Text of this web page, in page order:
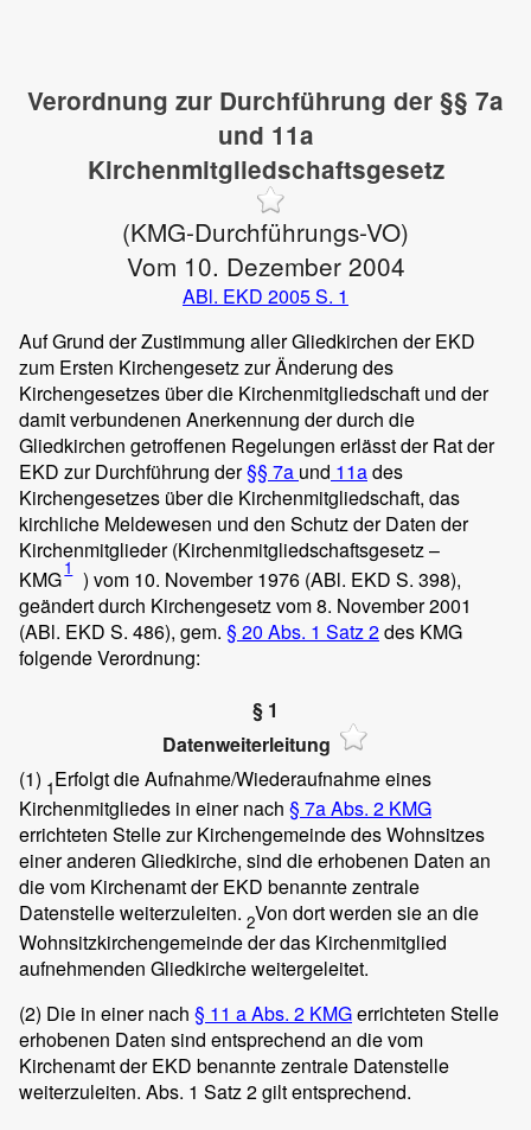
Verordnung zur Durchführung der §§ 7a
und 11a
Kirchenmitgliedschaftsgesetz
(KMG-Durchführungs-VO)
Vom 10. Dezember 2004
ABl. EKD 2005 S. 1
Auf Grund der Zustimmung aller Gliedkirchen der EKD
zum Ersten Kirchengesetz zur Änderung des
Kirchengesetzes über die Kirchenmitgliedschaft und der
damit verbundenen Anerkennung der durch die
Gliedkirchen getroffenen Regelungen erlässt der Rat der
EKD zur Durchführung der§§ 7a und 11ades
Kirchengesetzes über die Kirchenmitgliedschaft, das
kirchliche Meldewesen und den Schutz der Daten der
Kirchenmitglieder (Kirchenmitgliedschaftsgesetz –
KMG1 ) vom 10. November 1976 (ABl. EKD S. 398),
geändert durch Kirchengesetz vom 8. November 2001
(ABl. EKD S. 486), gem. § 20 Abs. 1 Satz 2des KMG
folgende Verordnung:
§ 1
Datenweiterleitung
(1) 1Erfolgt die Aufnahme/Wiederaufnahme eines
Kirchenmitgliedes in einer nach § 7a Abs. 2 KMG
errichteten Stelle zur Kirchengemeinde des Wohnsitzes
einer anderen Gliedkirche, sind die erhobenen Daten an
die vom Kirchenamt der EKD benannte zentrale
Datenstelle weiterzuleiten. 2Von dort werden sie an die
Wohnsitzkirchengemeinde der das Kirchenmitglied
aufnehmenden Gliedkirche weitergeleitet.
(2) Die in einer nach § 11 a Abs. 2 KMGerrichteten Stelle
erhobenen Daten sind entsprechend an die vom
Kirchenamt der EKD benannte zentrale Datenstelle
weiterzuleiten. Abs. 1 Satz 2 gilt entsprechend.